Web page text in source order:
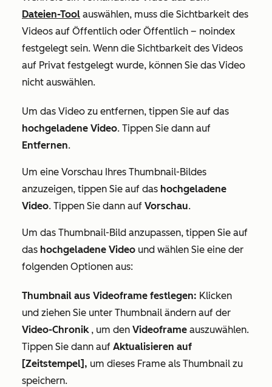
Dateien-Tool auswählen, muss die Sichtbarkeit des
Videos auf Öffentlich oder Öffentlich – noindex
festgelegt sein. Wenn die Sichtbarkeit des Videos
auf Privat festgelegt wurde, können Sie das Video
nicht auswählen.
Um das Video zu entfernen, tippen Sie auf das
hochgeladene Video. Tippen Sie dann auf
Entfernen.
Um eine Vorschau Ihres Thumbnail-Bildes
anzuzeigen, tippen Sie auf das hochgeladene
Video. Tippen Sie dann auf Vorschau.
Um das Thumbnail-Bild anzupassen, tippen Sie auf
das hochgeladene Video und wählen Sie eine der
folgenden Optionen aus:
Thumbnail aus Videoframe festlegen: Klicken
und ziehen Sie unter Thumbnail ändern auf der
Video-Chronik, um den Videoframe auszuwählen.
Tippen Sie dann auf Aktualisieren auf
[Zeitstempel], um dieses Frame als Thumbnail zu
speichern.